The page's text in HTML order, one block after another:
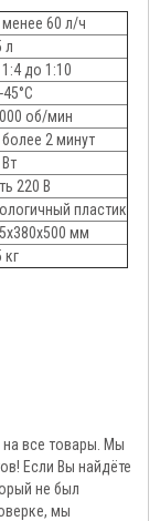
менее 60 л/ч
л
до 1:10
об/мин
2 минут
220 В
пластик
мм
кг
на все товары. Мы
Если Вы найдёте
не был
мы